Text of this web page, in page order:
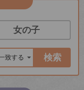
女の子
検索